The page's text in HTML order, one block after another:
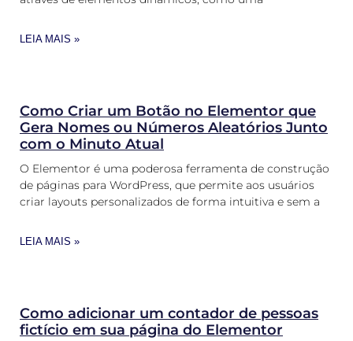
LEIA MAIS »
Como Criar um Botão no Elementor que
Gera Nomes ou Números Aleatórios Junto
com o Minuto Atual
O Elementor é uma poderosa ferramenta de construção
de páginas para WordPress, que permite aos usuários
criar layouts personalizados de forma intuitiva e sem a
LEIA MAIS »
Como adicionar um contador de pessoas
fictício em sua página do Elementor